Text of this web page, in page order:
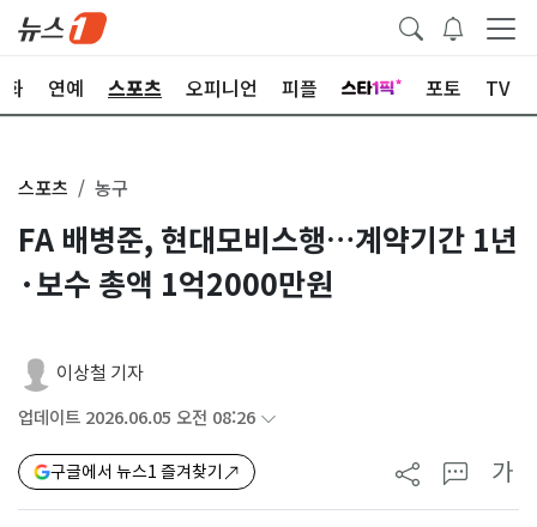
화 연예 스포츠 오피니언 피플 포토 TV
스포츠 농구
FA 배병준, 현대모비스행…계약기간 1년
·보수 총액 1억2000만원
이상철 기자
업데이트 2026.06.05 오전 08:26
구글에서 뉴스1 즐겨찾기 가